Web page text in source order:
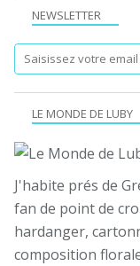
NEWSLETTER
LE MONDE DE LUBY
J'habite prés de
fan de point de
hardanger,
composition